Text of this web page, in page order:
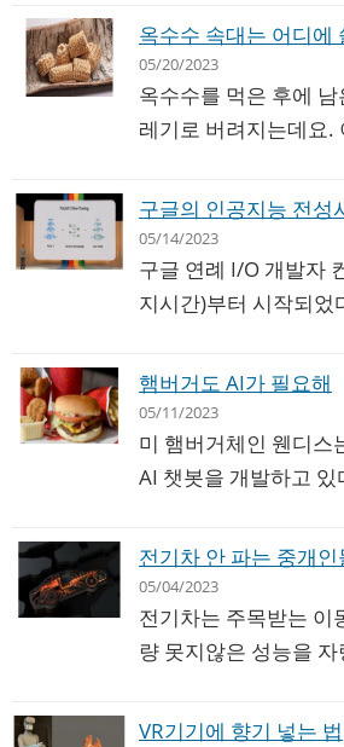
옥수수 속대는 어디에
05/20/2023
옥수수를 먹은 후에
레기로 버려지는데요.
구글의 인공지능 전성
05/14/2023
구글 연례 I/O 개발자
지시간)부터 시작되었
햄버거도 AI가 필요해
05/11/2023
미 햄버거체인 웬디스
AI 챗봇을 개발하고 있
전기차 안 파는 중개인
05/04/2023
전기차는 주목받는 이
량 못지않은 성능을
VR기기에 향기 넣는 법